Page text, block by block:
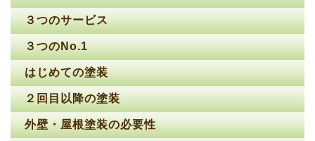
３つのサービス
３つのNo.1
はじめての塗装
２回目以降の塗装
外壁・屋根塗装の必要性